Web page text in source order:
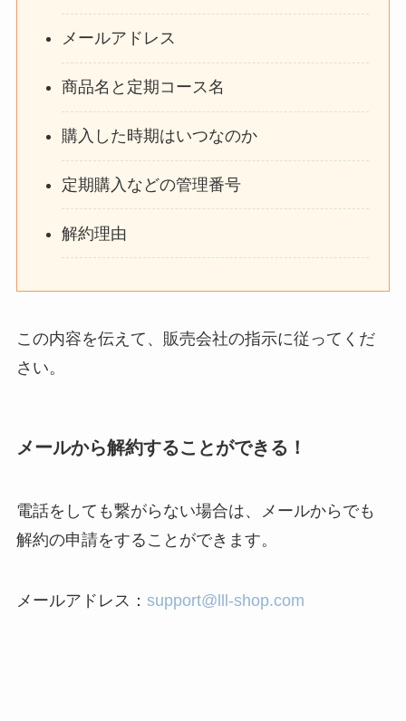
メールアドレス
商品名と定期コース名
購入した時期はいつなのか
定期購入などの管理番号
解約理由
この内容を伝えて、販売会社の指示に従ってくだ
さい。
メールから解約することができる！
電話をしても繋がらない場合は、メールからでも
解約の申請をすることができます。
メールアドレス： support@lll-shop.com